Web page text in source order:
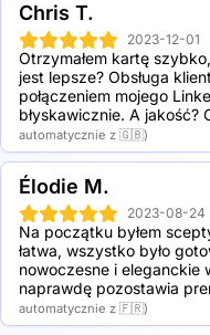
250 Spreadly NFC
500 Spreadly NFC
1000 Spreadly NFC
Chris T.
2023-12-01
Otrzymałem kartę
jest lepsze? Obsługa
połączeniem mojego
błyskawicznie. A jakość?
automatycznie z 🇬🇧)
Élodie M.
2023-08-24
Na początku byłem
łatwa, wszystko było
nowoczesne i eleganckie
naprawdę pozostawia
automatycznie z 🇫🇷)